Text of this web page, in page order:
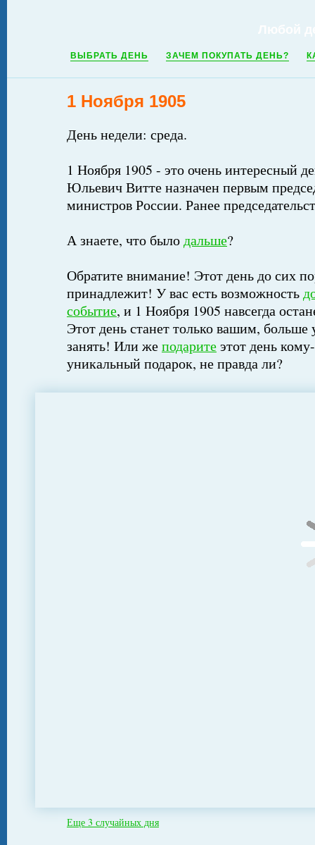
ВЫБРАТЬ ДЕНЬ ЗАЧЕМ ПОКУПАТЬ ДЕНЬ?
1 Ноября 1905
День недели: среда.
1 Ноября 1905 - это очень интересный
Юльевич Витте назначен первым
министров России. Ранее
А знаете, что былодальше?
Обратите внимание! Этот день до сих
принадлежит! У вас есть возможность
событие, и 1 Ноября 1905 навсегда
Этот день станет только вашим,
занять! Или жеподаритеэтот день
уникальный подарок, не правда ли?
Еще 3 случайных дня